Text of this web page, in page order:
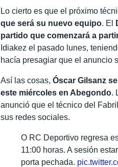
Lo cierto es que el próximo
que será su nuevo equipo. El
partido que comenzará a
Idiakez el pasado lunes,
hacía presagiar que el anuncio
Así las cosas,Óscar Gilsanz
este miércoles en Abegondo.
anunció que el técnico del
sus redes sociales.
O RC Deportivo regresa
11:00 horas. A sesión
porta pechada.